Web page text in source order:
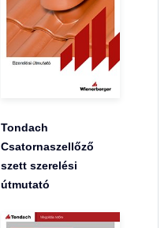
Tondach
Csatornaszellőző
szett szerelési
útmutató